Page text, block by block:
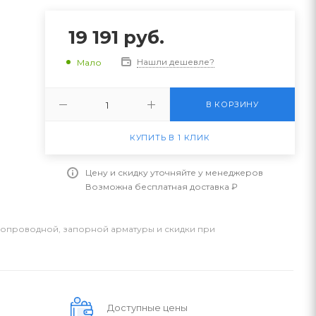
19 191 руб.
Мало Нашли дешевле?
В КОРЗИНУ
КУПИТЬ В 1 КЛИК
Цену и скидку уточняйте у менеджеров
Возможна бесплатная доставка ₽
запорной арматуры и скидки при
Доступные цены